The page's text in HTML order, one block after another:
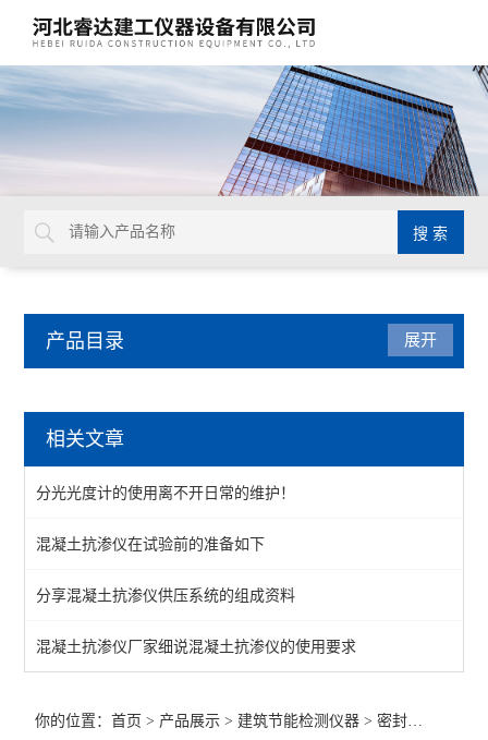
产品目录
傅立叶红外光谱仪
密封胶相容性试验箱
集料坚固性试验装置
室内环境检测仪器
新标准建筑门窗综合物理性能试验机
展开
相关文章
分光光度计的使用离不开日常的维护！
混凝土抗渗仪在试验前的准备如下
分享混凝土抗渗仪供压系统的组成资料
混凝土抗渗仪厂家细说混凝土抗渗仪的使用要求
你的位置：首页 > 产品展示 > 建筑节能检测仪器 >密封胶相容性试验箱